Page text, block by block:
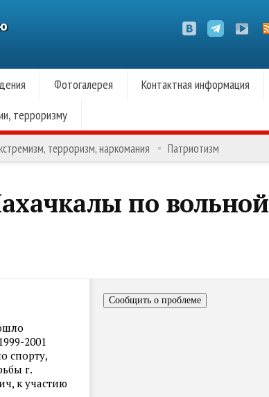
Фотогалерея Контактная информация
терроризму
терроризм, наркомания Патриотизм
по вольной
2001
спорту,
г.
к участию
Сообщить о проблеме